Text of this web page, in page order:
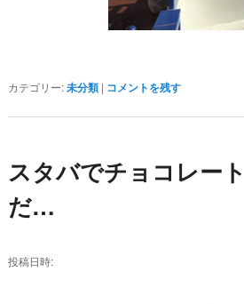
カテゴリー:未分類 | コメントを残す
スタバでチョコレー
だ…
投稿日時: